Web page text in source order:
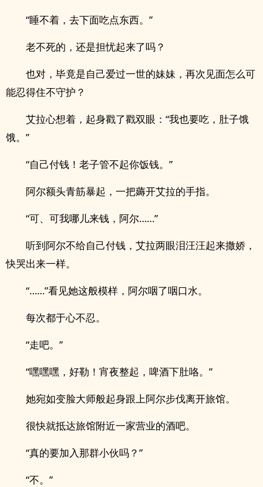
“睡不着，去下面吃点东西。”
老不死的，还是担忧起来了吗？
也对，毕竟是自己爱过一世的妹妹，再次见面怎么可
能忍得住不守护？
艾拉心想着，起身戳了戳双眼：“我也要吃，肚子饿
饿。”
“自己付钱！老子管不起你饭钱。”
阿尔额头青筋暴起，一把薅开艾拉的手指。
“可、可我哪儿来钱，阿尔……”
听到阿尔不给自己付钱，艾拉两眼泪汪汪起来撒娇，
快哭出来一样。
“……”看见她这般模样，阿尔咽了咽口水。
每次都于心不忍。
“走吧。”
“嘿嘿嘿，好勒！宵夜整起，啤酒下肚咯。”
她宛如变脸大师般起身跟上阿尔步伐离开旅馆。
很快就抵达旅馆附近一家营业的酒吧。
“真的要加入那群小伙吗？”
“不。”